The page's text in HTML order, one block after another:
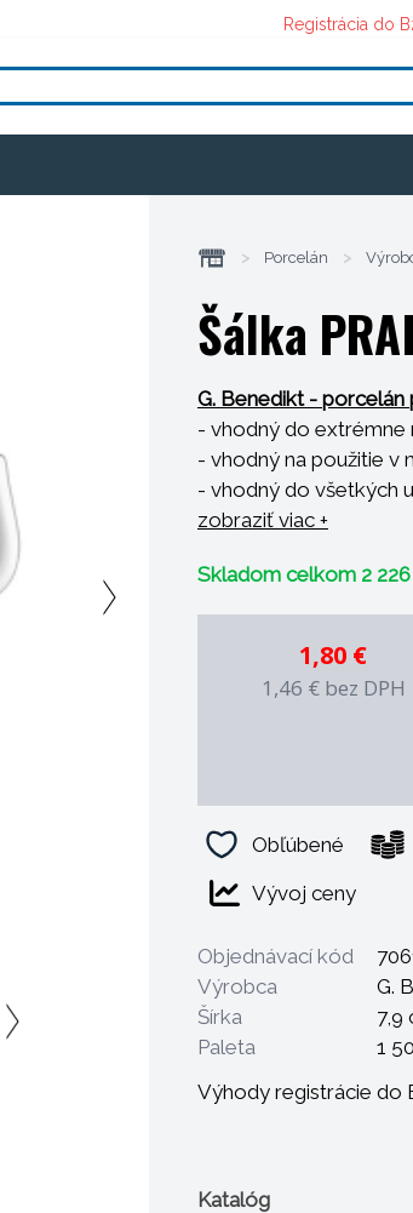
Registrácia do
> Porcelán >
Šálka
G. Benedikt -
- vhodný do
- vhodný na použitie v
- vhodný do všetkých
- odolný voči tepelným
- mechanicky odolný
- 100% zdravotne
- možnosť dekorácie
- dekorácie sú
gastronómii
- možnosť
zobraziť viac +
Skladom celkom 2 226
1,80 €
1,46 € bez DPH
Obľúbené
Vývoj ceny
Objednávací kód
Výrobca
G.
Šírka
7,9
Paleta
1
Výhody registrácie do
Katalóg